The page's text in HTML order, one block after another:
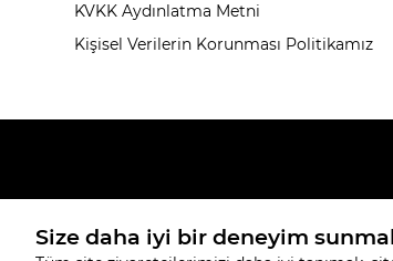
KVKK Aydınlatma Metni
Kişisel Verilerin Korunması Politikamız